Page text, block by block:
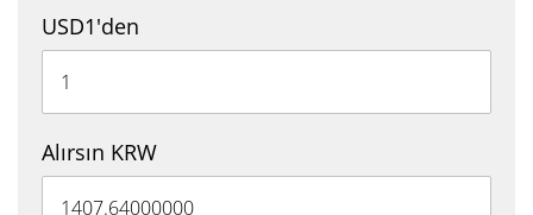
USD1'den
Alırsın KRW